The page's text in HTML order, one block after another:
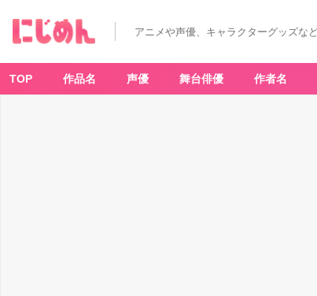
アニメや声優、キャラクターグッズな
TOP 作品名 声優 舞台俳優 作者名